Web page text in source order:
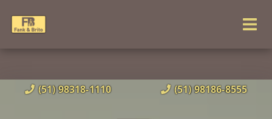
(51) 98318-1110 (51) 98186-8555